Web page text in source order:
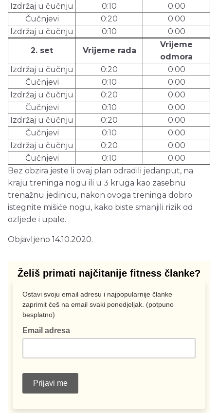
Izdržaj u čučnju 0:10
0:00
Čučnjevi
0:20
0:00
Izdržaj u čučnju
0:10 0:00
2. set Vrijeme rada
Vrijeme
odmora
Izdržaj u čučnju
0:20
0:00
Čučnjevi
0:10
0:00
Izdržaj u čučnju
0:20
0:00
Čučnjevi
0:10
0:00
Izdržaj u čučnju
0:20
0:00
Čučnjevi
0:10
0:00
Izdržaj u čučnju
0:20
0:00
Čučnjevi
0:10
0:00
Bez obzira jeste li ovaj plan odradili jedanput, na
kraju treninga nogu ili u 3 kruga kao zasebnu
trenažnu jedinicu, nakon ovoga treninga dobro
istegnite mišiće nogu, kako biste smanjili rizik od
ozljede i upale.
Objavljeno 14.10.2020.